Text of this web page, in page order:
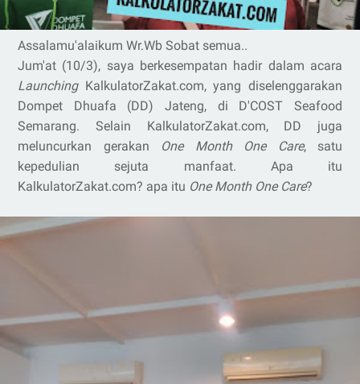
Assalamu'alaikum Wr.Wb Sobat semua..
Jum'at (10/3), saya berkesempatan hadir dalam acara
Launching KalkulatorZakat.com, yang diselenggarakan
Dompet Dhuafa (DD) Jateng, di D'COST Seafood
Semarang. Selain KalkulatorZakat.com, DD juga
meluncurkan gerakan
One Month One Care, satu
kepedulian sejuta manfaat. Apa itu
KalkulatorZakat.com? apa itu One Month One Care?